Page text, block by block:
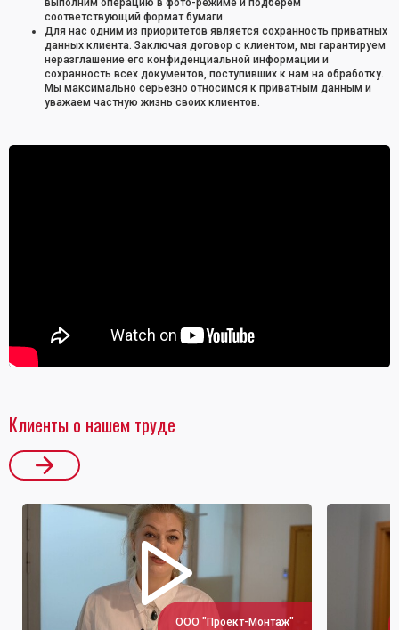
выполним операцию в фото-режиме и подберем
соответствующий формат бумаги.
Для нас одним из приоритетов является сохранность приватных
данных клиента. Заключая договор с клиентом, мы гарантируем
неразглашение его конфиденциальной информации и
сохранность всех документов, поступивших к нам на обработку.
Мы максимально серьезно относимся к приватным данным и
уважаем частную жизнь своих клиентов.
Клиенты о нашем труде
ООО "Проект-Монтаж"